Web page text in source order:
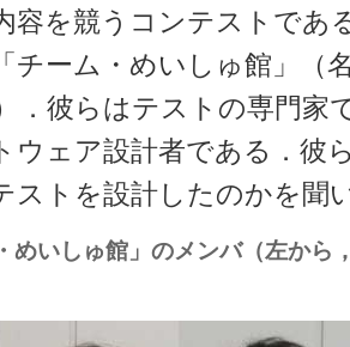
容を競うコンテストであ
チーム・めいしゅ館」（
．彼らはテストの専門家
ウェア設計者である．彼
ストを設計したのかを聞
いしゅ館」のメンバ（左から